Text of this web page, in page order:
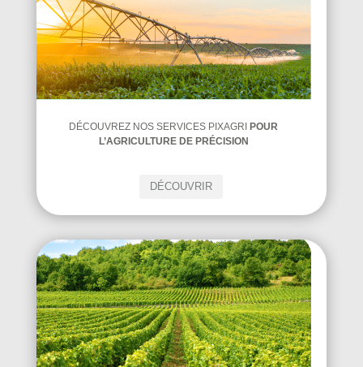
DÉCOUVREZ NOS SERVICES PIXAGRI
POUR
L’AGRICULTURE DE PRÉCISION
DÉCOUVRIR